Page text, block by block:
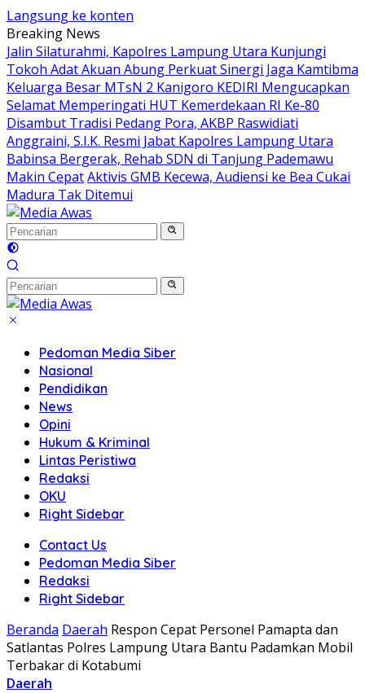
Langsung ke konten
Breaking News
Jalin Silaturahmi, Kapolres Lampung Utara Kunjungi
Tokoh Adat Akuan Abung Perkuat Sinergi Jaga Kamtibma
Keluarga Besar MTsN 2 Kanigoro KEDIRI Mengucapkan
Selamat Memperingati HUT Kemerdekaan RI Ke-80
Disambut Tradisi Pedang Pora, AKBP Raswidiati
Anggraini, S.I.K. Resmi Jabat Kapolres Lampung Utara
Babinsa Bergerak, Rehab SDN di Tanjung Pademawu
Makin CepatAktivis GMB Kecewa, Audiensi ke Bea Cukai
Madura Tak Ditemui
Pedoman Media Siber
Nasional
Pendidikan
News
Opini
Hukum & Kriminal
Lintas Peristiwa
Redaksi
OKU
Right Sidebar
Contact Us
Pedoman Media Siber
Redaksi
Right Sidebar
Beranda Daerah Respon Cepat Personel Pamapta dan
Satlantas Polres Lampung Utara Bantu Padamkan Mobil
Terbakar di Kotabumi
Daerah